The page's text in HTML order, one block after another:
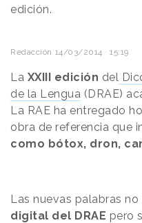
edición.
Redacción 14/03/2014 · 15:19
La XXIII edición del
de la Lengua (DRAE)
La RAE ha entregado
obra de referencia que
como bótox, dron,
Las nuevas palabras
digital del DRAE pero